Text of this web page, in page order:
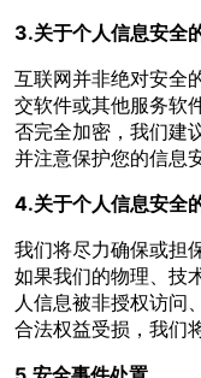
3.关于个人信息安全
互联网并非绝对安全
交软件或其他服务软
否完全加密，我们建
并注意保护您的信息
4.关于个人信息安全
我们将尽力确保或担
如果我们的物理、技
人信息被非授权访问
合法权益受损，我们